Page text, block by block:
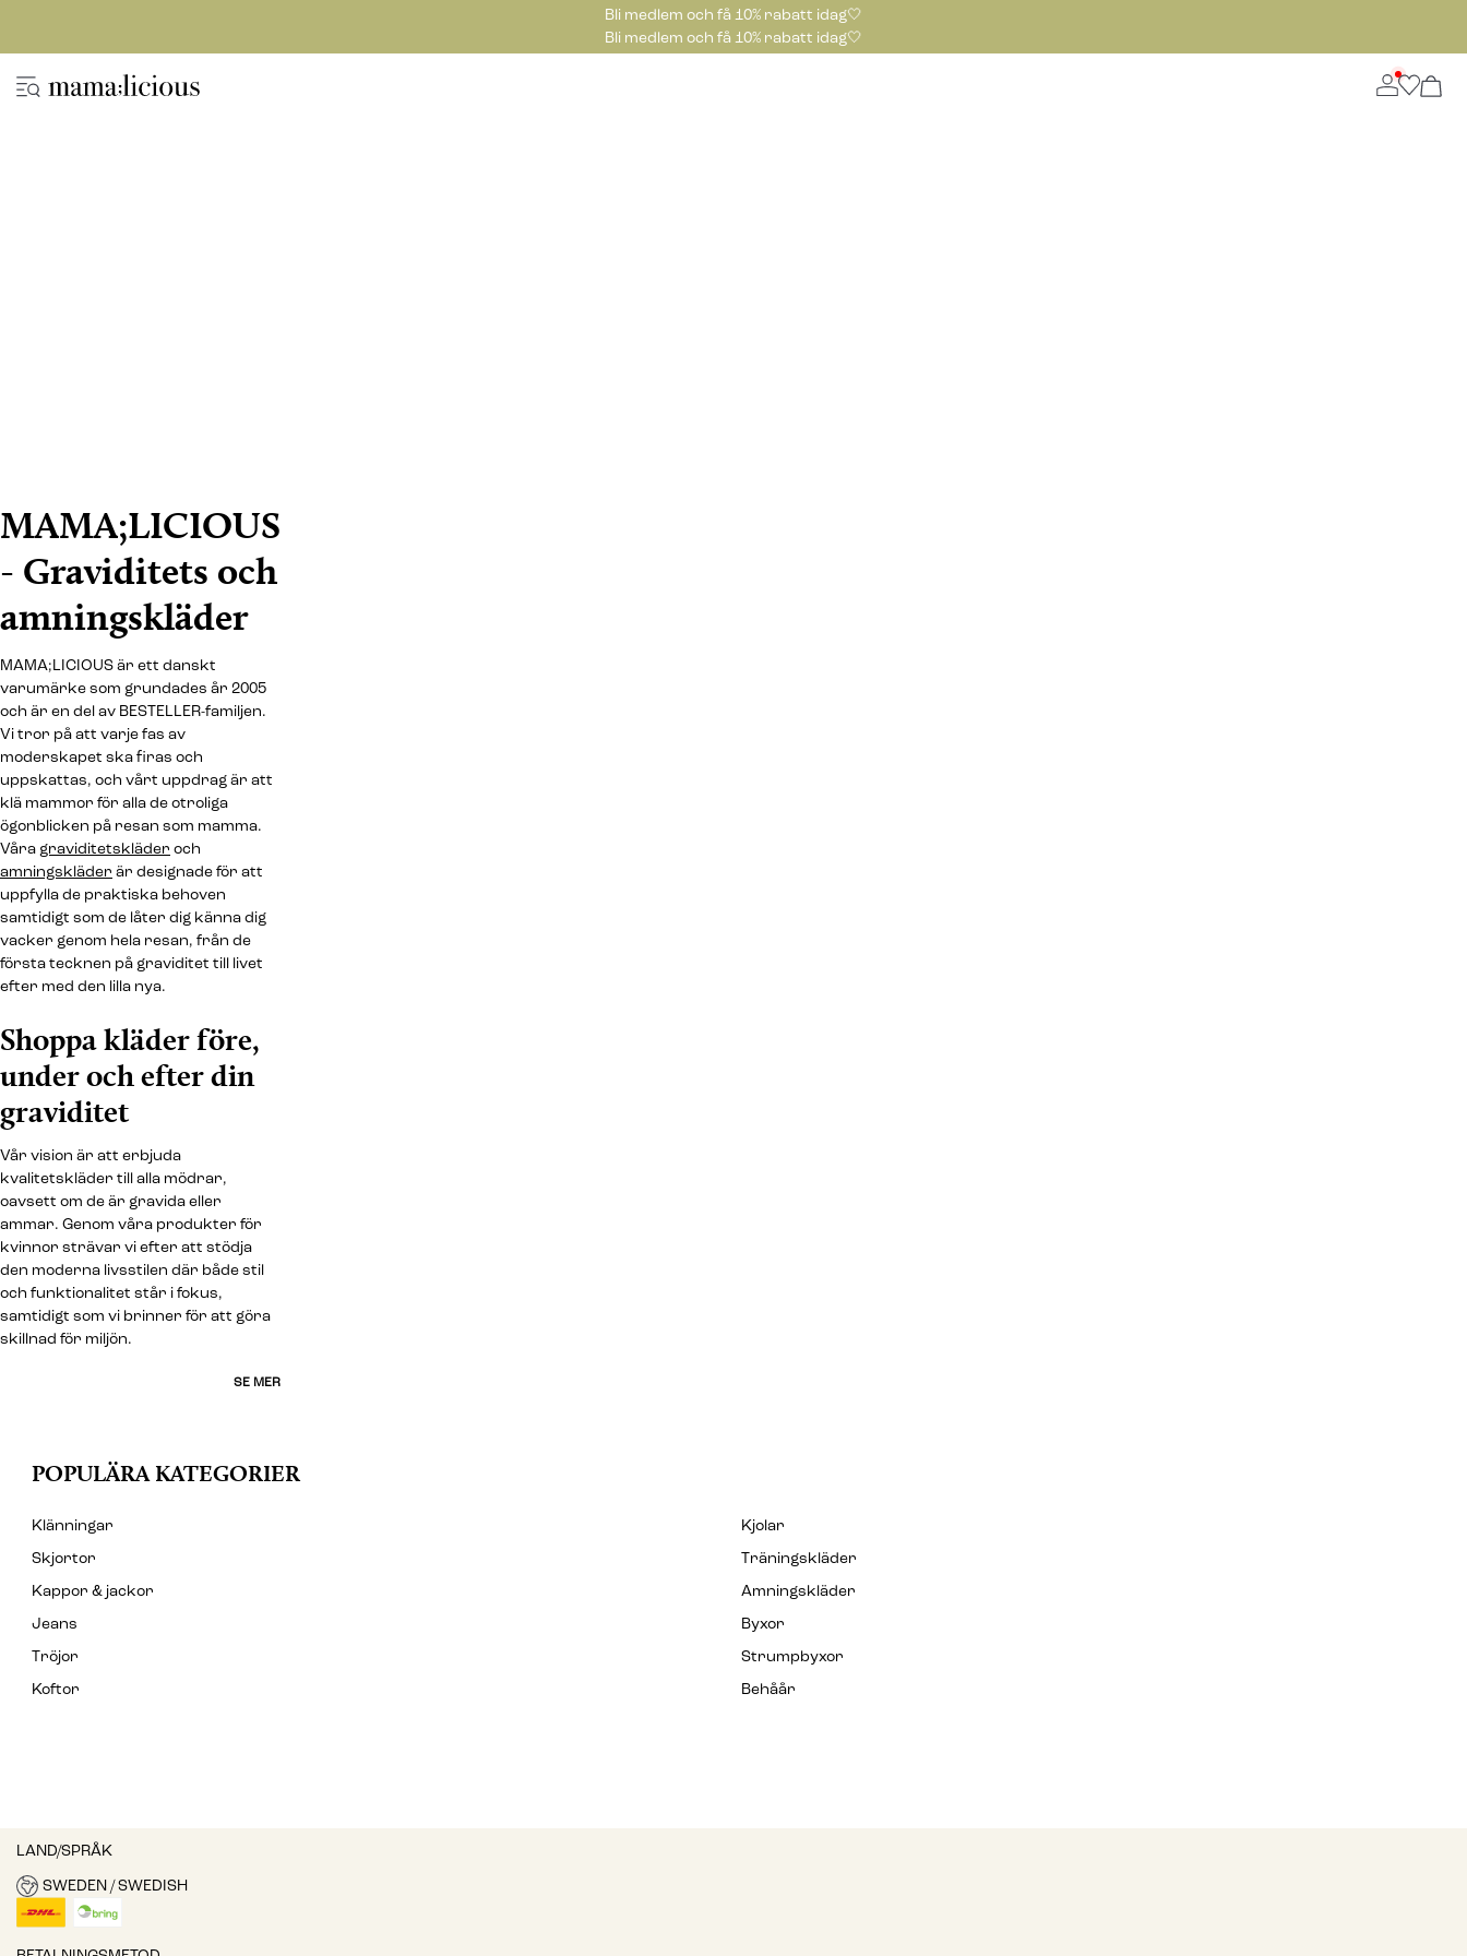
Bli medlem och få 10% rabatt idag🤍
Bli medlem och få 10% rabatt idag🤍
MAMA;LICIOUS
- Graviditets och
amningskläder
MAMA;LICIOUS är ett danskt
varumärke som grundades år 2005
och är en del av BESTELLER-familjen.
Vi tror på att varje fas av
moderskapet ska firas och
uppskattas, och vårt uppdrag är att
klä mammor för alla de otroliga
ögonblicken på resan som mamma.
Våra graviditetskläder och
amningskläder är designade för att
uppfylla de praktiska behoven
samtidigt som de låter dig känna dig
vacker genom hela resan, från de
första tecknen på graviditet till livet
efter med den lilla nya.
Shoppa kläder före,
under och efter din
graviditet
Vår vision är att erbjuda
kvalitetskläder till alla mödrar,
oavsett om de är gravida eller
ammar. Genom våra produkter för
kvinnor strävar vi efter att stödja
den moderna livsstilen där både stil
och funktionalitet står i fokus,
samtidigt som vi brinner för att göra
skillnad för miljön.
SE MER
POPULÄRA KATEGORIER
Klänningar
Kjolar
Skjortor
Träningskläder
Kappor & jackor
Amningskläder
Jeans
Byxor
Tröjor
Strumpbyxor
Koftor
Behåår
LAND/SPRÅK
SWEDEN / SWEDISH